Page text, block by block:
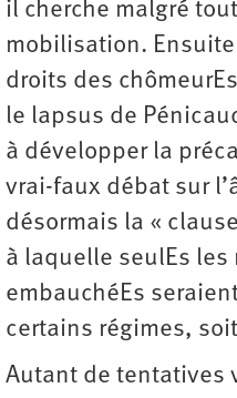
il cherche malgré
mobilisation.
droits des
le lapsus de
à développer la
vrai-faux débat sur
désormais la «
à laquelle seulEs
embauchéEs
certains régimes,
Autant de tentatives